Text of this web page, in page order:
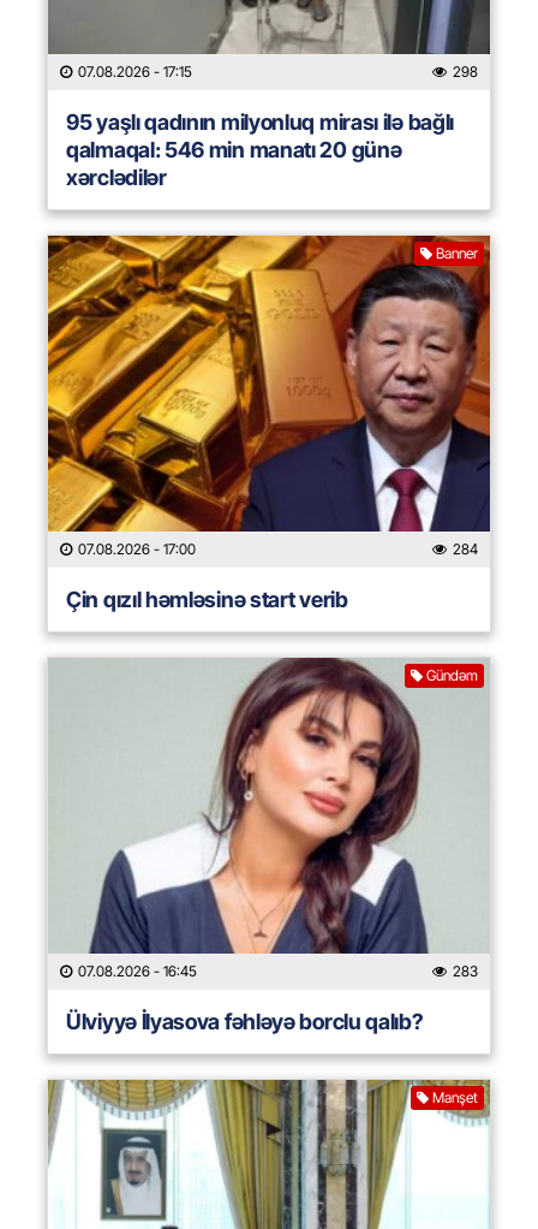
07.08.2026 - 17:15 298
95 yaşlı qadının milyonluq mirası ilə bağlı
qalmaqal: 546 min manatı 20 günə
xərclədilər
Banner
07.08.2026 - 17:00 284
Çin qızıl həmləsinə start verib
Gündəm
07.08.2026 - 16:45 283
Ülviyyə İlyasova fəhləyə borclu qalıb?
Manşet